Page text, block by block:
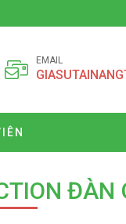
EMAIL
ĐÀN